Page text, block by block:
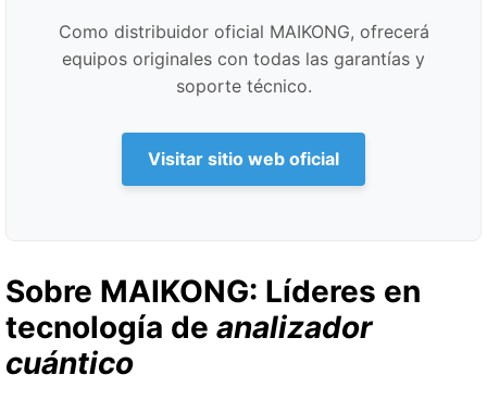
Como distribuidor oficial MAIKONG, ofrecerá
equipos originales con todas las garantías y
soporte técnico.
Visitar sitio web oficial
Sobre MAIKONG: Líderes en
tecnología de analizador
cuántico